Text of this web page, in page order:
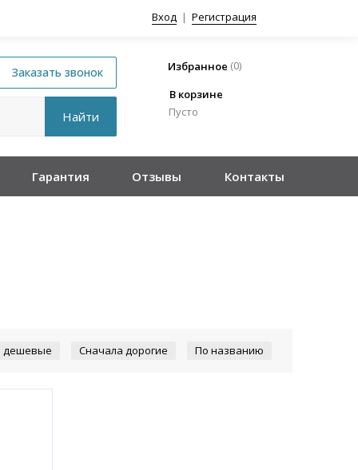
Вход | Регистрация
Избранное (0)
В корзине
Пусто
Гарантия Отзывы Контакты